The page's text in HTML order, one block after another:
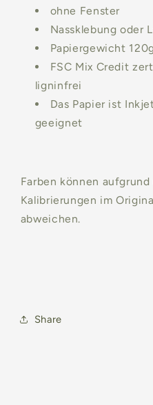
ohne Fenster
Nassklebung oder
Papiergewicht
FSC Mix Credit
ligninfrei
Das Papier ist
geeignet
Farben können
Kalibrierungen im
abweichen.
Share